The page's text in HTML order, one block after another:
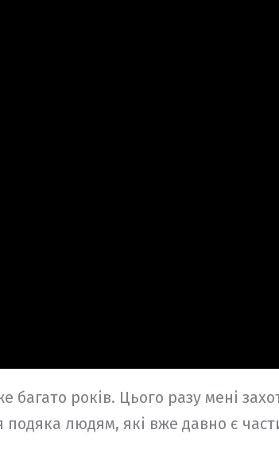
років. Цього разу мені
подяка людям, які вже давно є